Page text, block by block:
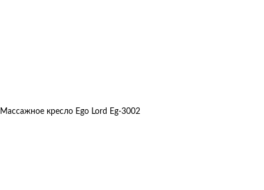
Массажное кресло Ego Lord Eg-3002